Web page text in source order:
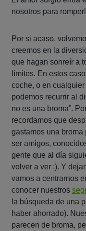
nosotros para
Por si acaso,
creemos en la
que hagan sonreír a
límites. En estos
coche, o en
podemos recurrir al
no es una broma”.
recordamos que
gastamos una
ser amigos,
gente que al día
volver a ver ;). Y
vamos a centrarnos
conocer nuestros
la búsqueda de una
haber ahorrado).
parecen de broma,